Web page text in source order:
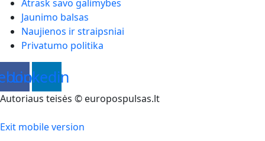
Atrask savo galimybes
Jaunimo balsas
Naujienos ir straipsniai
Privatumo politika
Linkedin
Autoriaus teisės © europospulsas.lt
Exit mobile version